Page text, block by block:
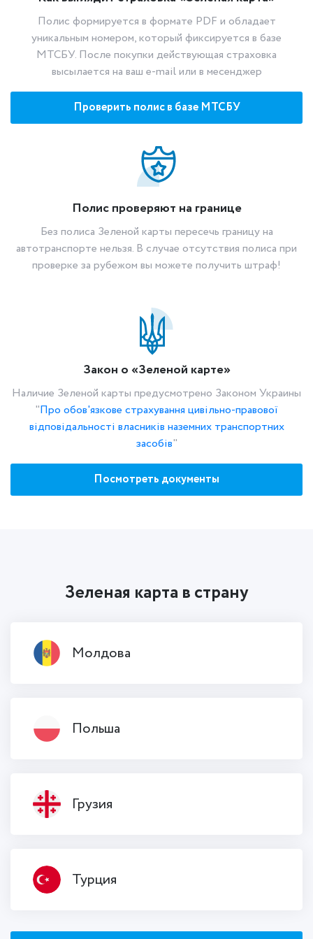
Полис формируется в формате PDF и обладает
уникальным номером, который фиксируется в базе
МТСБУ. После покупки действующая страховка
высылается на ваш e-mail или в месенджер
Проверить полис в базе МТСБУ
Полис проверяют на границе
Без полиса Зеленой карты пересечь границу на
автотранспорте нельзя. В случае отсутствия полиса при
проверке за рубежом вы можете получить штраф!
Закон о «Зеленой карте»
Наличие Зеленой карты предусмотрено Законом Украины
"Про обов'язкове страхування цивільно-правової
відповідальності власників наземних транспортних
засобів"
Посмотреть документы
Зеленая карта в страну
Молдова
Польша
Грузия
Турция